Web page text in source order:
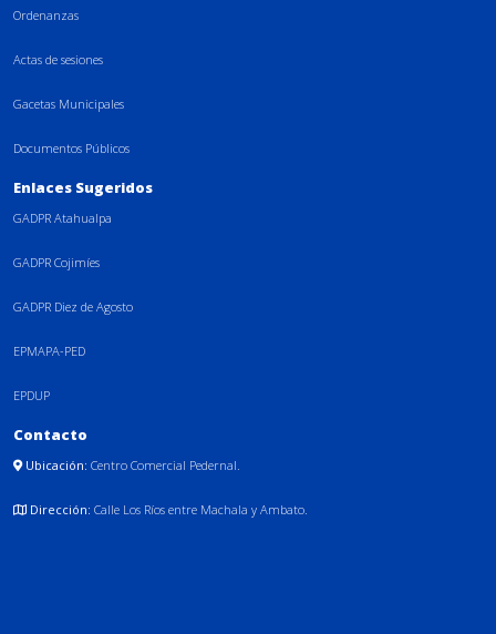
Ordenanzas
Actas de sesiones
Gacetas Municipales
Documentos Públicos
Enlaces Sugeridos
GADPR Atahualpa
GADPR Cojimíes
GADPR Diez de Agosto
EPMAPA-PED
EPDUP
Contacto
Ubicación: Centro Comercial Pedernal.
Dirección: Calle Los Ríos entre Machala y Ambato.